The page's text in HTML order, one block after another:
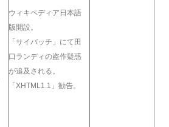
ウィキペディア日本語
版開設。
「サイバッチ」にて田
口ランディの盗作疑惑
が追及される。
「XHTML1.1」勧告。